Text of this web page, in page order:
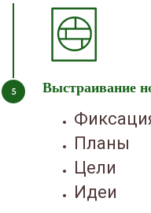
Выстраивание
Планы
Цели
Идеи